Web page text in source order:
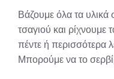
Βάζουμε όλα τα υλικά
τσαγιού και ρίχνουμε
πέντε ή περισσότερα
Μπορούμε να το